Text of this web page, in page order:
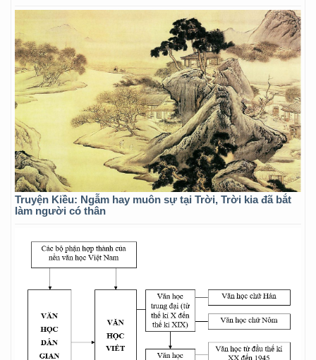
Truyện Kiều: Ngẫm hay muôn sự tại Trời, Trời kia đã bắt
làm người có thân